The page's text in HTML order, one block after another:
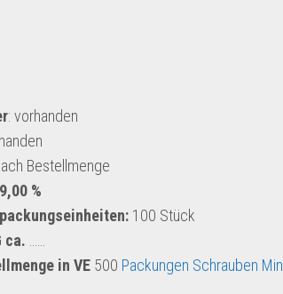
: vorhanden
Bestellmenge
%
100 Stück
ca.
in VE 500 Packungen Schrauben Min.